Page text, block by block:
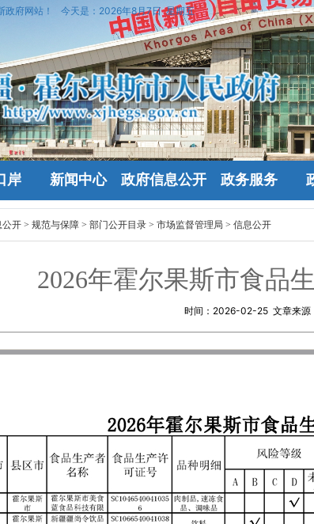
府网站！ 今天是： 2026年8月7日 星期五
岸 新闻中心 政府信息公开 政务服务
公开 > 规范与保障 > 部门公开目录 > 市场监督管理局 > 信息公开
2026年霍尔果斯市食品
时间： 2026-02-25 文章来源